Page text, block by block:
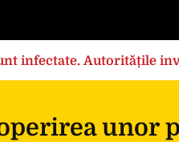
infectate. Autoritățile
unor